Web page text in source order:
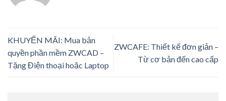
KHUYẾN MÃI: Mua bản
quyền phần mềm ZWCAD –
Tặng Điện thoại hoặc Laptop
ZWCAFE: Thiết kế đơn giản –
Từ cơ bản đến cao cấp